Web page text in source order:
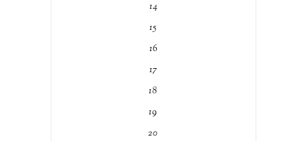
14
15
16
17
18
19
20